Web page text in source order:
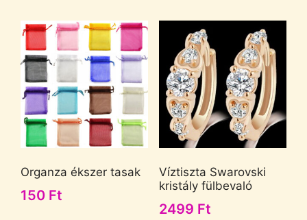
Organza ékszer tasak
150 Ft
Víztiszta Swarovski
kristály fülbevaló
2499 Ft